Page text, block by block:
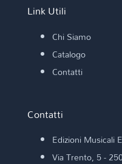
Link Utili
Chi Siamo
Catalogo
Contatti
Contatti
Edizioni Musicali
Via Trento, 5 -